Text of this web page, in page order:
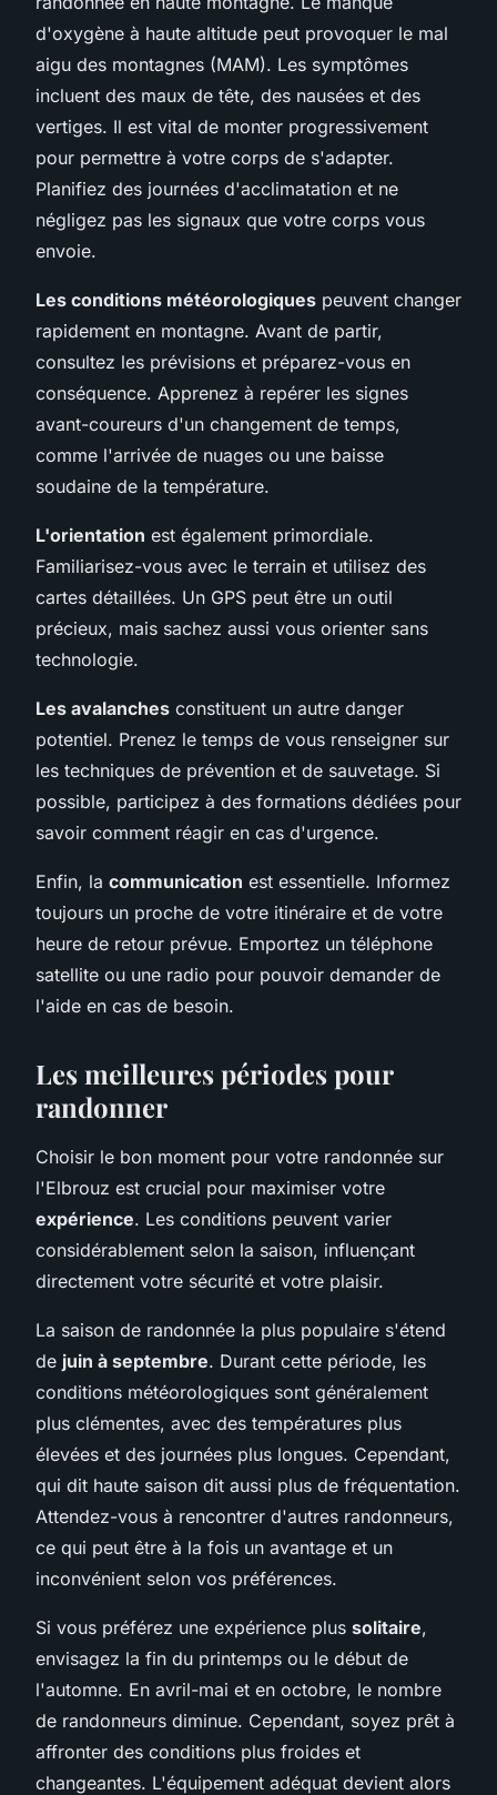
d'oxygène à haute altitude peut provoquer le mal
aigu des montagnes (MAM). Les symptômes
incluent des maux de tête, des nausées et des
vertiges. Il est vital de monter progressivement
pour permettre à votre corps de s'adapter.
Planifiez des journées d'acclimatation et ne
négligez pas les signaux que votre corps vous
envoie.
Les conditions météorologiques peuvent changer
rapidement en montagne. Avant de partir,
consultez les prévisions et préparez-vous en
conséquence. Apprenez à repérer les signes
avant-coureurs d'un changement de temps,
comme l'arrivée de nuages ou une baisse
soudaine de la température.
L'orientation est également primordiale.
Familiarisez-vous avec le terrain et utilisez des
cartes détaillées. Un GPS peut être un outil
précieux, mais sachez aussi vous orienter sans
technologie.
Les avalanches constituent un autre danger
potentiel. Prenez le temps de vous renseigner sur
les techniques de prévention et de sauvetage. Si
possible, participez à des formations dédiées pour
savoir comment réagir en cas d'urgence.
Enfin, la communication est essentielle. Informez
toujours un proche de votre itinéraire et de votre
heure de retour prévue. Emportez un téléphone
satellite ou une radio pour pouvoir demander de
l'aide en cas de besoin.
Les meilleures périodes pour
randonner
Choisir le bon moment pour votre randonnée sur
l'Elbrouz est crucial pour maximiser votre
expérience. Les conditions peuvent varier
considérablement selon la saison, influençant
directement votre sécurité et votre plaisir.
La saison de randonnée la plus populaire s'étend
de juin à septembre. Durant cette période, les
conditions météorologiques sont généralement
plus clémentes, avec des températures plus
élevées et des journées plus longues. Cependant,
qui dit haute saison dit aussi plus de fréquentation.
Attendez-vous à rencontrer d'autres randonneurs,
ce qui peut être à la fois un avantage et un
inconvénient selon vos préférences.
Si vous préférez une expérience plus solitaire,
envisagez la fin du printemps ou le début de
l'automne. En avril-mai et en octobre, le nombre
de randonneurs diminue. Cependant, soyez prêt à
affronter des conditions plus froides et
changeantes. L'équipement adéquat devient alors